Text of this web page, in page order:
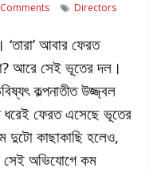
Directors
আবার ফেরত
আরে সেই ভূতের দল।
কল্পনাতীত উজ্জ্বল
ধরেই ফেরত এসেছে ভূতের
দুটো কাছাকাছি হলেও,
সেই অভিযোগে কম